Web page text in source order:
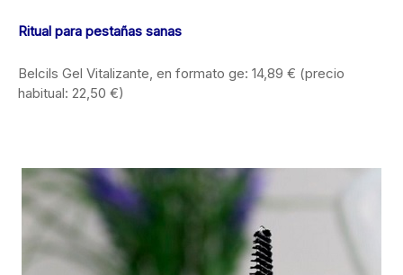
Ritual para pestañas sanas
Belcils Gel Vitalizante, en formato ge: 14,89 € (precio
habitual: 22,50 €)